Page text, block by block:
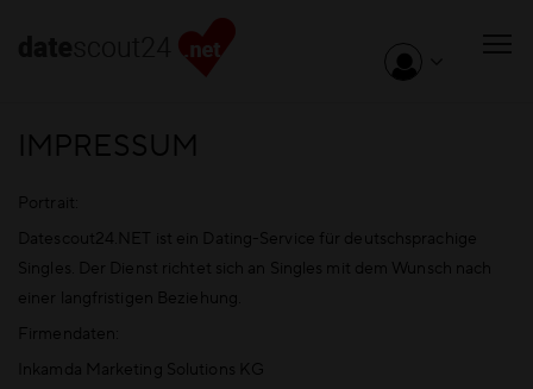
IMPRESSUM
Portrait:
Datescout24.NET ist ein Dating-Service für deutschsprachige
Singles. Der Dienst richtet sich an Singles mit dem Wunsch nach
einer langfristigen Beziehung.
Firmendaten:
Inkamda Marketing Solutions KG